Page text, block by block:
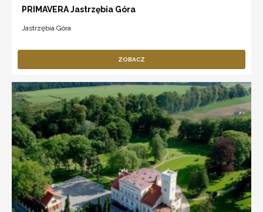
PRIMAVERA Jastrzębia Góra
Jastrzębia Góra
ZOBACZ